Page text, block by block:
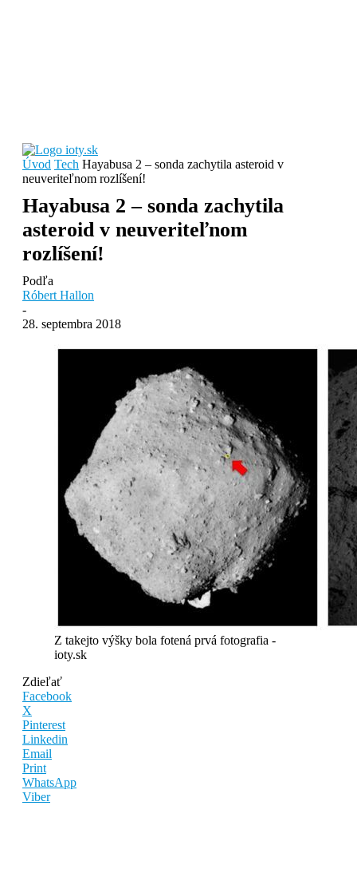
Úvod Tech Hayabusa 2 – sonda zachytila asteroid v
neuveriteľnom rozlíšení!
Hayabusa 2 – sonda zachytila
asteroid v neuveriteľnom
rozlíšení!
Podľa
Róbert Hallon
-
28. septembra 2018
Z takejto výšky bola fotená prvá fotografia -
ioty.sk
Zdieľať
Facebook
X
Pinterest
Linkedin
Email
Print
WhatsApp
Viber